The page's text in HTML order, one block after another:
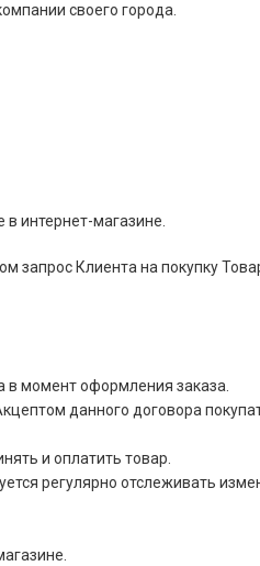
своего города.
интернет-магазине.
Клиента на покупку
в момент оформления заказа.
данного договора
и оплатить товар.
регулярно отслеживать